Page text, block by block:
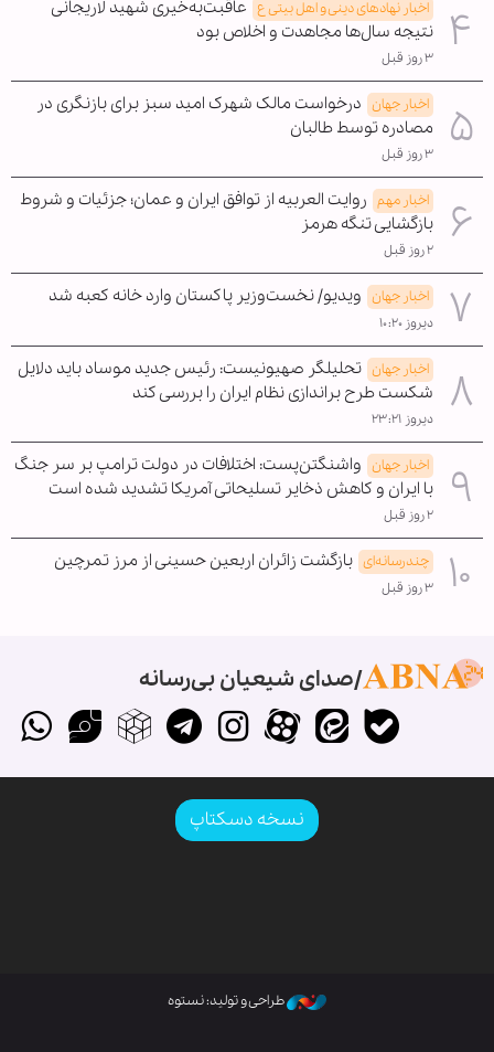
اخبار نهادهای دینی و اهل بیتی ع عاقبت‌به‌خیری شهید لاریجانی
نتیجه سال‌ها مجاهدت و اخلاص بود
۳ روز قبل
اخبار جهان درخواست مالک شهرک امید سبز برای بازنگری در
مصادره توسط طالبان
۳ روز قبل
اخبار مهم روایت العربیه از توافق ایران و عمان؛ جزئیات و شروط
بازگشایی تنگه هرمز
۲ روز قبل
اخبار جهان ویدیو/ نخست‌وزیر پاکستان وارد خانه کعبه شد
دیروز ۱۰:۲۰
اخبار جهان تحلیلگر صهیونیست: رئیس جدید موساد باید دلایل
شکست طرح براندازی نظام ایران را بررسی کند
دیروز ۲۳:۲۱
اخبار جهان واشنگتن‌پست: اختلافات در دولت ترامپ بر سر جنگ
با ایران و کاهش ذخایر تسلیحاتی آمریکا تشدید شده است
۲ روز قبل
چندرسانه‌ای بازگشت زائران اربعین حسینی از مرز تمرچین
۳ روز قبل
صدای شیعیان بی‌رسانه
نسخه دسکتاپ
طراحی و تولید: نستوه